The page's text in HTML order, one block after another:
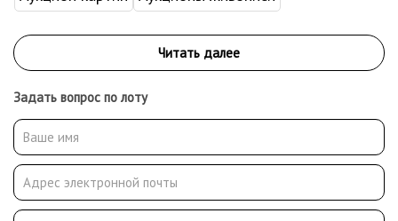
Задать вопрос по лоту